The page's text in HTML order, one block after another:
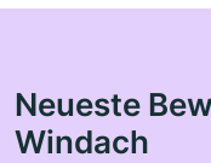
Neueste
Windach